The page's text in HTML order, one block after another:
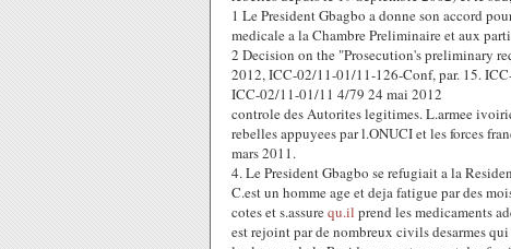
1 Le President Gbagbo a donne son accord
medicale a la Chambre Preliminaire et aux
2 Decision on the "Prosecution's preliminary
2012, ICC-02/11-01/11-126-Conf, par. 15.
ICC-02/11-01/11 4/79 24 mai 2012
controle des Autorites legitimes. L.armee
rebelles appuyees par l.ONUCI et les forces
mars 2011.
4. Le President Gbagbo se refugiait a la
C.est un homme age et deja fatigue par des
cotes et s.assurequ.il prend les medicaments
est rejoint par de nombreux civils desarmes